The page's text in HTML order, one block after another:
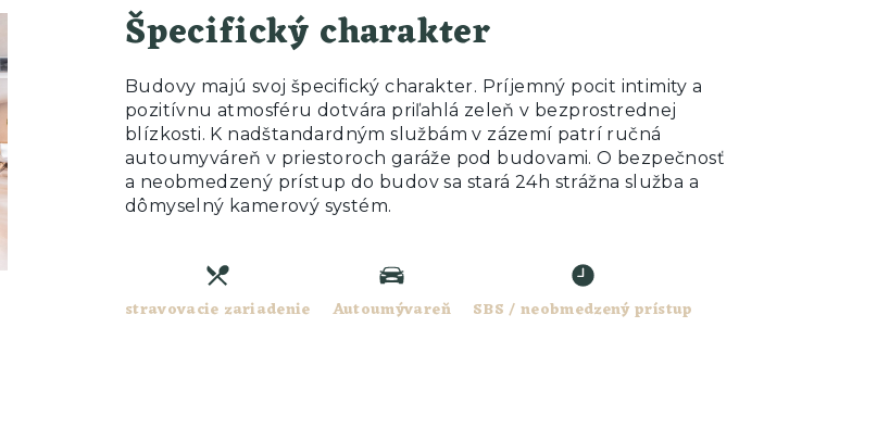
Špecifický charakter
Budovy majú svoj špecifický charakter. Príjemný pocit intimity a
pozitívnu atmosféru dotvára priľahlá zeleň v bezprostrednej
blízkosti. K nadštandardným službám v zázemí patrí ručná
autoumyváreň v priestoroch garáže pod budovami. O bezpečnosť
a neobmedzený prístup do budov sa stará 24h strážna služba a
dômyselný kamerový systém.
stravovacie zariadenie Autoumývareň SBS / neobmedzený prístup